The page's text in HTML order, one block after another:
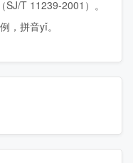
SJ/T 11239-2001）。
，拼音yǐ。